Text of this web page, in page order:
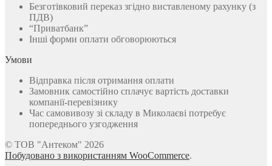
Безготівковий переказ згідно виставленому рахунку (з
ПДВ)
“Приватбанк”
Інші форми оплати обговорюються
Умови
Відправка після отримання оплати
Замовник самостійно сплачує вартість доставки
компанії-перевізнику
Час самовивозу зі складу в Миколаєві потребує
попереднього узгодження
© ТОВ "Антеком" 2026
Побудовано з використанням WooCommerce.